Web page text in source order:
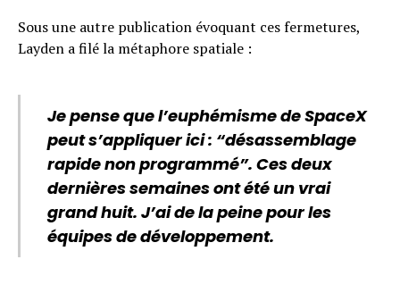
Sous une autre publication évoquant ces fermetures,
Layden a filé la métaphore spatiale :
Je pense que l’euphémisme de SpaceX
peut s’appliquer ici : “désassemblage
rapide non programmé”. Ces deux
dernières semaines ont été un vrai
grand huit. J’ai de la peine pour les
équipes de développement.